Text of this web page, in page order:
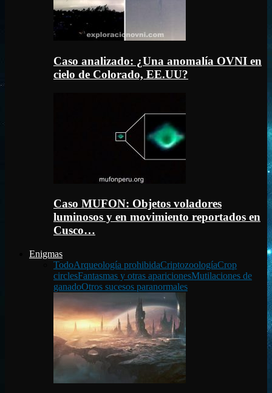
Caso analizado: ¿Una anomalía OVNI en
cielo de Colorado, EE.UU?
Caso MUFON: Objetos voladores
luminosos y en movimiento reportados en
Cusco…
Enigmas
TodoArqueología prohibidaCriptozoologíaCrop
circlesFantasmas y otras aparicionesMutilaciones de
ganadoOtros sucesos paranormales